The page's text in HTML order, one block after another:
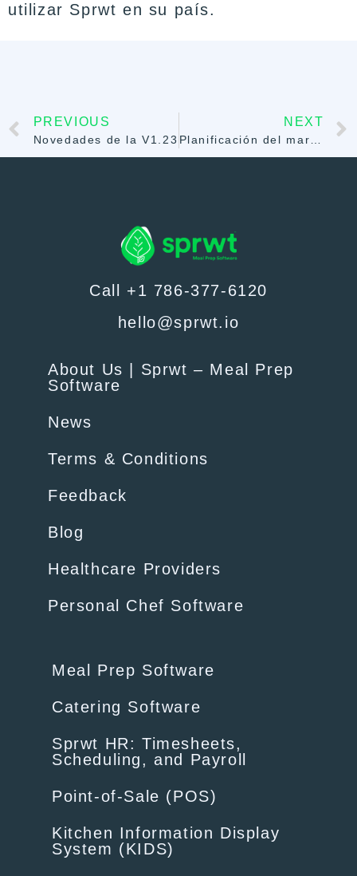
utilizar Sprwt en su país.
PREVIOUS
Novedades de la V1.23
NEXT
Planificación del marketing por SMS
Call +1 786-377-6120
hello@sprwt.io
About Us | Sprwt – Meal Prep
Software
News
Terms & Conditions
Feedback
Blog
Healthcare Providers
Personal Chef Software
Meal Prep Software
Catering Software
Sprwt HR: Timesheets,
Scheduling, and Payroll
Point-of-Sale (POS)
Kitchen Information Display
System (KIDS)